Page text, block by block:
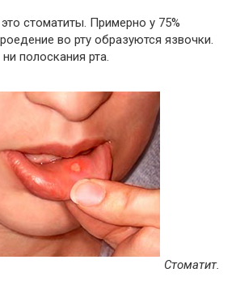
стоматиты. Примерно у 75%
во рту образуются язвочки.
полоскания рта.
Стоматит.